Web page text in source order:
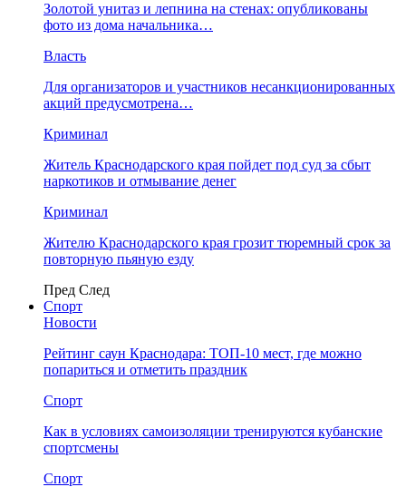
​Золотой унитаз и лепнина на стенах: опубликованы
фото из дома начальника…
Власть
Для организаторов и участников несанкционированных
акций предусмотрена…
Криминал
Житель Краснодарского края пойдет под суд за сбыт
наркотиков и отмывание денег
Криминал
Жителю Краснодарского края грозит тюремный срок за
повторную пьяную езду
Пред След
Спорт
Новости
Рейтинг саун Краснодара: ТОП-10 мест, где можно
попариться и отметить праздник
Спорт
Как в условиях самоизоляции тренируются кубанские
спортсмены
Спорт